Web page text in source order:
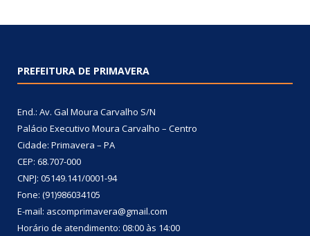
PREFEITURA DE PRIMAVERA
End.: Av. Gal Moura Carvalho S/N
Palácio Executivo Moura Carvalho – Centro
Cidade: Primavera – PA
CEP: 68.707-000
CNPJ: 05149.141/0001-94
Fone: (91)986034105
E-mail: ascomprimavera@gmail.com
Horário de atendimento: 08:00 às 14:00